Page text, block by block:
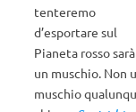
tenteremo
d’esportare sul
Pianeta rosso sarà
un muschio. Non
muschio